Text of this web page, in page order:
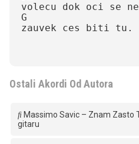
volecu dok oci se
G
zauvek ces biti tu.
Ostali Akordi Od Autora
Massimo Savic – Znam Zasto
gitaru